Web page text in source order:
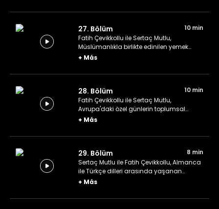
27. Bölüm
10 min
Fatih Çevikkollu ile Sertaç Mutlu,
Müslümanlıkla birlikte edinilen yemek
alışkanlıkları üzerine konuşuyor.
+ Más
28. Bölüm
10 min
Fatih Çevikkollu ile Sertaç Mutlu,
Avrupa'daki özel günlerin toplumsal
düzene etkisi üzerine konuşuyor.
+ Más
29. Bölüm
8 min
Sertaç Mutlu ile Fatih Çevikkollu, Almanca
ile Türkçe dilleri arasında yaşanan
etkileşim ve paylaşımı konuşuyor.
+ Más